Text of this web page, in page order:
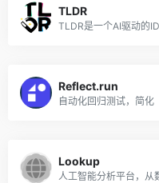
TLDR
Reflect.run
自动化回归测试，简化
Lookup
人工智能分析平台，从